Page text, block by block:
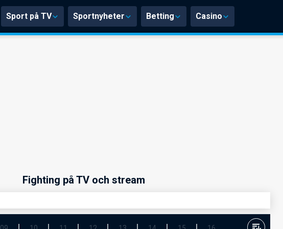
Sport på TV Sportnyheter Betting Casino
Fighting på TV och stream